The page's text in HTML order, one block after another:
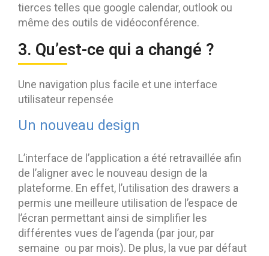
tierces telles que google calendar, outlook ou
même des outils de vidéoconférence.
3. Qu’est-ce qui a changé ?
Une navigation plus facile et une interface
utilisateur repensée
Un nouveau design
L’interface de l’application a été retravaillée afin
de l’aligner avec le nouveau design de la
plateforme. En effet, l’utilisation des drawers a
permis une meilleure utilisation de l’espace de
l’écran permettant ainsi de simplifier les
différentes vues de l’agenda (par jour, par
semaine ou par mois). De plus, la vue par défaut